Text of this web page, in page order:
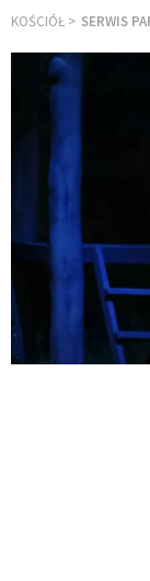
KOŚCIÓŁ SERWIS